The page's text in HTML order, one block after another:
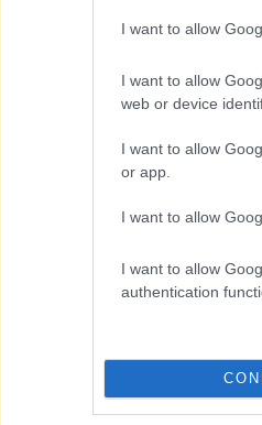
I want to allow
I want to allow
web or device
I want to allow
or app.
I want to allow
I want to allow
authentication
Mikor
kérni?
A legtöbben akkor
rosszak. A
A SEO hoz